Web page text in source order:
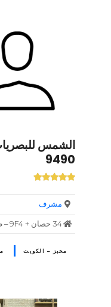
9490
مشرف
34 حصان + 9F4 – طريق بدون اسم – المنقف – الكويت
مخبز – الكويت